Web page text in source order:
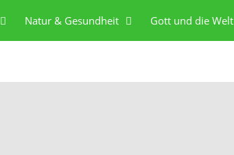
Natur & Gesundheit Gott und die Welt